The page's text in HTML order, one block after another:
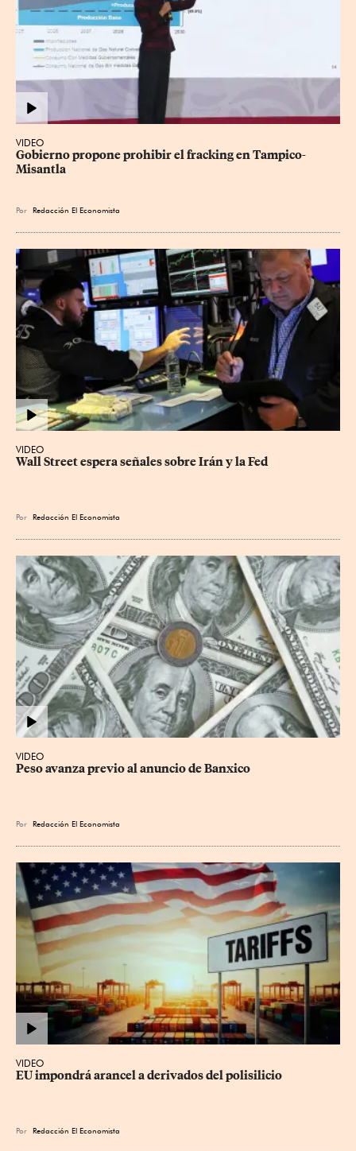
VIDEO
Gobierno propone prohibir el fracking en Tampico-
Misantla
Por Redacción El Economista
VIDEO
Wall Street espera señales sobre Irán y la Fed
Por Redacción El Economista
VIDEO
Peso avanza previo al anuncio de Banxico
Por Redacción El Economista
VIDEO
EU impondrá arancel a derivados del polisilicio
Por Redacción El Economista